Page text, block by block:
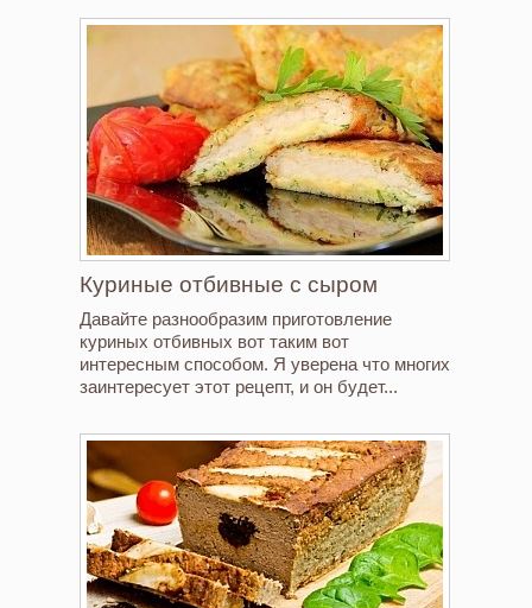
Куриные отбивные с сыром
Давайте разнообразим приготовление
куриных отбивных вот таким вот
интересным способом. Я уверена что многих
заинтересует этот рецепт, и он будет...